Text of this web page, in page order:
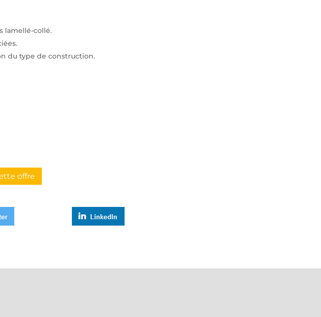
lamellé-collé.
du type de construction.
offre